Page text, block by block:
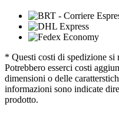
* Questi costi di spedizione si
Potrebbero esserci costi
dimensioni o delle
informazioni sono indicate
prodotto.